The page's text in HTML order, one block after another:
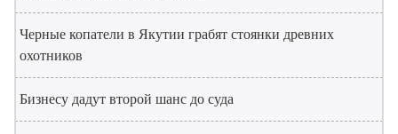
Черные копатели в Якутии грабят стоянки древних
охотников
Бизнесу дадут второй шанс до суда